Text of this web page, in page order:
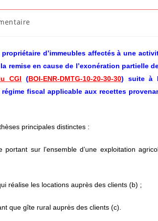
:
d’immeubles affectés à une
remise en cause de l’exonération partielle
CGI (BOI-ENR-DMTG-10-20-30-30) suite à
fiscal applicable aux recettes
principales distinctes :
sur l’ensemble d’une exploitation
réalise les locations auprès des clients (b) ;
que gîte rural auprès des clients (c).